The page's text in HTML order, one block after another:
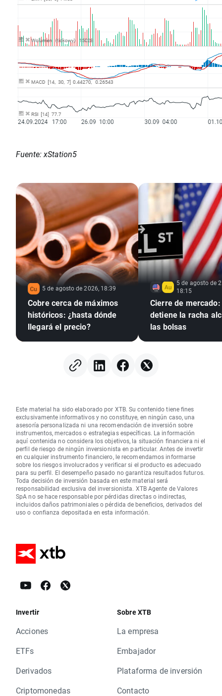
Fuente: xStation5
5 de agosto de 2026, 18:39
Cobre cerca de máximos
históricos: ¿hasta dónde
llegará el precio?
5 de agosto de
18:15
Cierre de mercado:
detiene la racha
las bolsas
Este material ha sido elaborado por XTB. Su contenido tiene fines
exclusivamente informativos y no constituye, en ningún caso, una
asesoría personalizada ni una recomendación de inversión sobre
instrumentos, mercados o estrategias específicas. La información
aquí contenida no considera los objetivos, la situación financiera ni el
perfil de riesgo de ningún inversionista en particular. Antes de invertir
en cualquier instrumento financiero, le recomendamos informarse
sobre los riesgos involucrados y verificar si el producto es adecuado
para su perfil. El desempeño pasado no garantiza resultados futuros.
Toda decisión de inversión basada en este material será
responsabilidad exclusiva del inversionista. XTB Agente de Valores
SpA no se hace responsable por pérdidas directas o indirectas,
incluidos daños patrimoniales o pérdida de beneficios, derivados del
uso o confianza depositada en esta información.
Invertir
Acciones
ETFs
Derivados
Criptomonedas
Sobre XTB
La empresa
Embajador
Plataforma de inversión
Contacto